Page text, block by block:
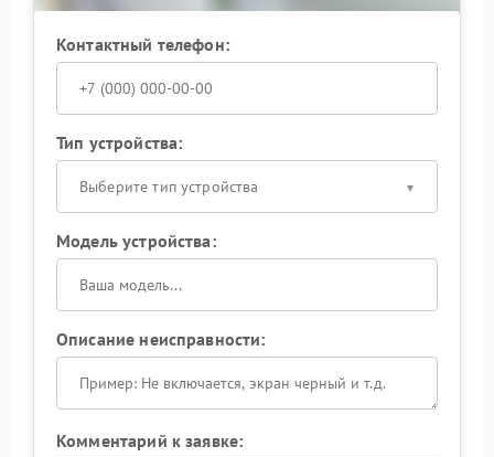
Контактный телефон:
Тип устройства:
Выберите тип устройства
Модель устройства:
Описание неисправности:
Комментарий к заявке: